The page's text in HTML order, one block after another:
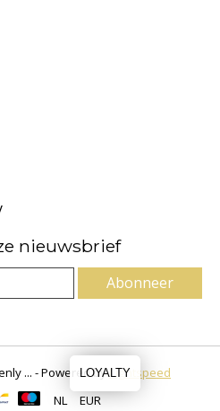
nieuwsbrief
Abonneer
... - Powered byLightspeed
NL
EUR
LOYALTY